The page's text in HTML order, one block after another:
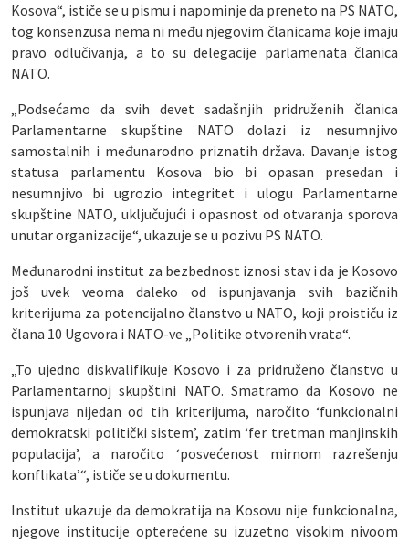
Kosova“, ističe se u pismu i napominje da preneto na PS NATO,
tog konsenzusa nema ni među njegovim članicama koje imaju
pravo odlučivanja, a to su delegacije parlamenata članica
NATO.
„Podsećamo da svih devet sadašnjih pridruženih članica
Parlamentarne skupštine NATO dolazi iz nesumnjivo
samostalnih i međunarodno priznatih država. Davanje istog
statusa parlamentu Kosova bio bi opasan presedan i
nesumnjivo bi ugrozio integritet i ulogu Parlamentarne
skupštine NATO, uključujući i opasnost od otvaranja sporova
unutar organizacije“, ukazuje se u pozivu PS NATO.
Međunarodni institut za bezbednost iznosi stav i da je Kosovo
još uvek veoma daleko od ispunjavanja svih bazičnih
kriterijuma za potencijalno članstvo u NATO, koji proističu iz
člana 10 Ugovora i NATO-ve „Politike otvorenih vrata“.
„To ujedno diskvalifikuje Kosovo i za pridruženo članstvo u
Parlamentarnoj skupštini NATO. Smatramo da Kosovo ne
ispunjava nijedan od tih kriterijuma, naročito ‘funkcionalni
demokratski politički sistem’, zatim ‘fer tretman manjinskih
populacija’, a naročito ‘posvećenost mirnom razrešenju
konflikata’“, ističe se u dokumentu.
Institut ukazuje da demokratija na Kosovu nije funkcionalna,
njegove institucije opterećene su izuzetno visokim nivoom